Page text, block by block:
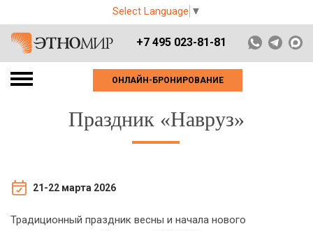
Select Language ▼
+7 495 023-81-81
ОНЛАЙН-БРОНИРОВАНИЕ
Праздник «Навруз»
21-22 марта 2026
Традиционный праздник весны и начала нового